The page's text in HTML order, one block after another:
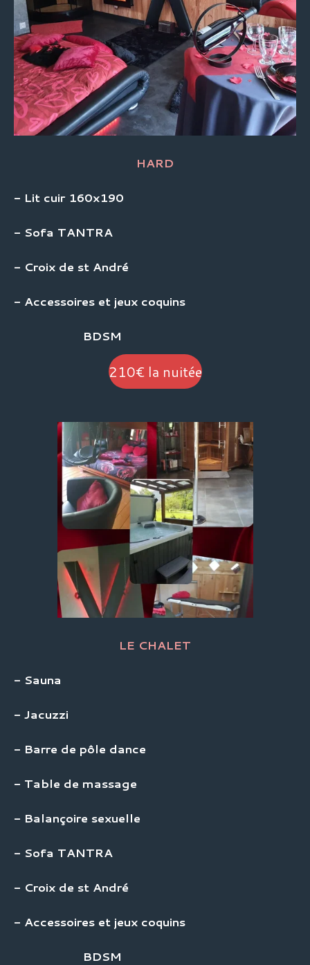
HARD
- Lit cuir 160x190
- Sofa TANTRA
- Croix de st André
- Accessoires et jeux coquins
BDSM
210€ la nuitée
LE CHALET
- Sauna
- Jacuzzi
- Barre de pôle dance
- Table de massage
- Balançoire sexuelle
- Sofa TANTRA
- Croix de st André
- Accessoires et jeux coquins
BDSM